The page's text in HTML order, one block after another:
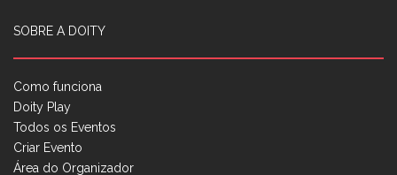
SOBRE A DOITY
Como funciona
Doity Play
Todos os Eventos
Criar Evento
Área do Organizador